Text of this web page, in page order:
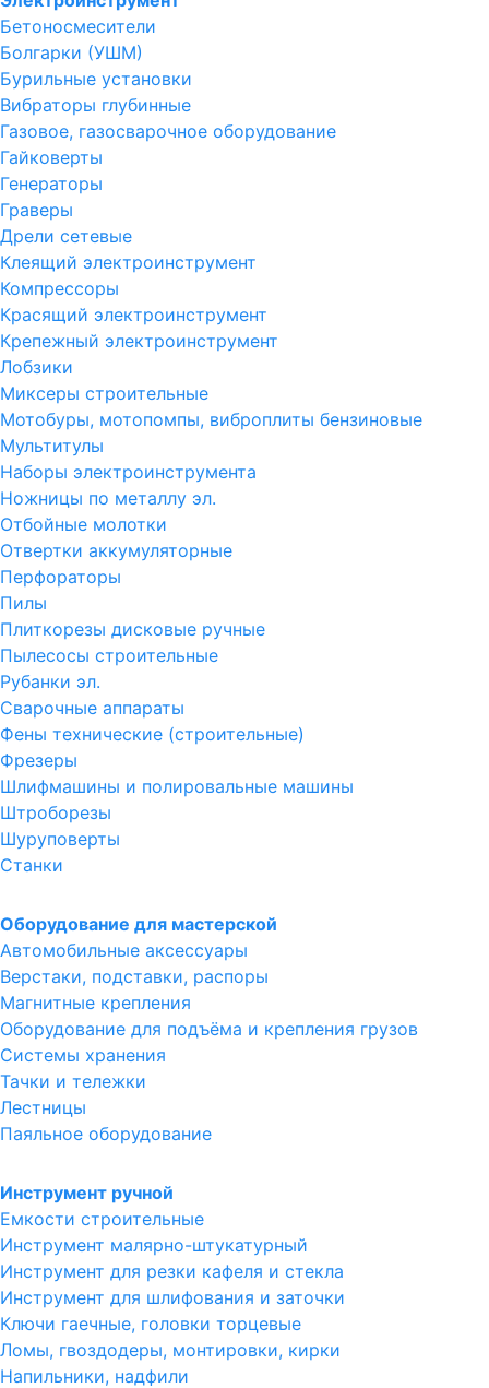
Бетоносмесители
Болгарки (УШМ)
Бурильные установки
Вибраторы глубинные
Газовое, газосварочное оборудование
Гайковерты
Генераторы
Граверы
Дрели сетевые
Клеящий электроинструмент
Компрессоры
Красящий электроинструмент
Крепежный электроинструмент
Лобзики
Миксеры строительные
Мотобуры, мотопомпы, виброплиты бензиновые
Мультитулы
Наборы электроинструмента
Ножницы по металлу эл.
Отбойные молотки
Отвертки аккумуляторные
Перфораторы
Пилы
Плиткорезы дисковые ручные
Пылесосы строительные
Рубанки эл.
Сварочные аппараты
Фены технические (строительные)
Фрезеры
Шлифмашины и полировальные машины
Штроборезы
Шуруповерты
Станки
Оборудование для мастерской
Автомобильные аксессуары
Верстаки, подставки, распоры
Магнитные крепления
Оборудование для подъёма и крепления грузов
Системы хранения
Тачки и тележки
Лестницы
Паяльное оборудование
Инструмент ручной
Емкости строительные
Инструмент малярно-штукатурный
Инструмент для резки кафеля и стекла
Инструмент для шлифования и заточки
Ключи гаечные, головки торцевые
Ломы, гвоздодеры, монтировки, кирки
Напильники, надфили